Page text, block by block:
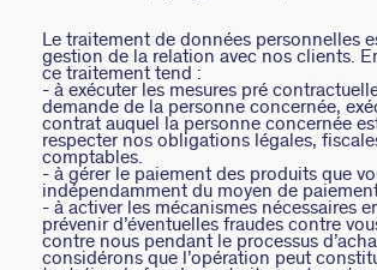
Le traitement de données personnelles
gestion de la relation avec nos clients.
ce traitement tend :
- à exécuter les mesures pré
demande de la personne concernée,
contrat auquel la personne concernée
respecter nos obligations légales,
comptables.
- à gérer le paiement des produits que
indépendamment du moyen de
- à activer les mécanismes nécessaires
prévenir d’éventuelles fraudes contre
contre nous pendant le processus
considérons que l’opération peut